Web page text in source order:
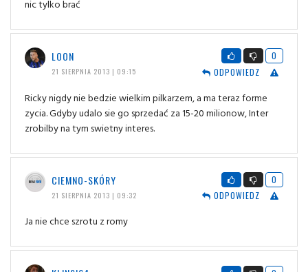
nic tylko brać
LOON
21 SIERPNIA 2013 | 09:15
0
ODPOWIEDZ
Ricky nigdy nie bedzie wielkim pilkarzem, a ma teraz forme
zycia. Gdyby udalo sie go sprzedać za 15-20 milionow, Inter
zrobilby na tym swietny interes.
CIEMNO-SKÓRY
21 SIERPNIA 2013 | 09:32
0
ODPOWIEDZ
Ja nie chce szrotu z romy